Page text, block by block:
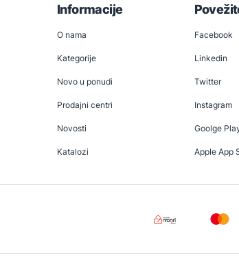
Informacije
O nama
Kategorije
Novo u ponudi
Prodajni centri
Novosti
Katalozi
Facebook
Linkedin
Twitter
Instagram
Goolge
Apple App